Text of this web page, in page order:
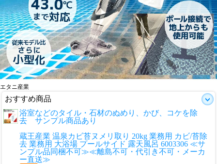
エタニ産業
おすすめ商品
浴室などのタイル・石材のぬめり、かび、コケを除
去 サンプル商品あり
蔵王産業 温泉カビ苔ヌメリ取り 20kg 業務用 カビ/苔除
去 業務用 大浴場 プールサイド 露天風呂 6003306 ≪サ
ンプル品同梱不可≫≪離島不可・代引き不可・メーカ
ー直送≫